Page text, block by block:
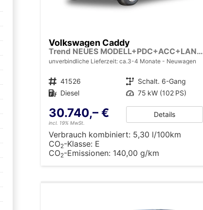
Volkswagen Caddy
Trend NEUES MODELL+PDC+ACC+LANE ASSIST
unverbindliche Lieferzeit: ca.3-4 Monate Neuwagen
Fahrzeugnr. 41526 Getriebe Schalt. 6-Gang
Kraftstoff Diesel Leistung 75 kW (102 PS)
30.740,– €
incl. 19% MwSt.
Details
Verbrauch kombiniert: 5,30 l/100km
CO2-Klasse: E
CO2-Emissionen: 140,00 g/km